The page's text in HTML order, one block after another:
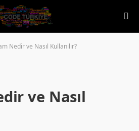
Nedir ve Nasıl Kullanılır?
ve Nasıl